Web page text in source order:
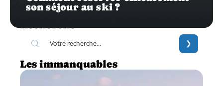
son séjour au ski ?
Recherche
Les immanquables